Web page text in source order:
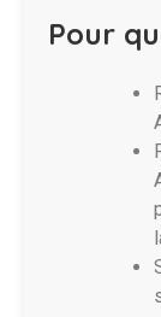
Pour